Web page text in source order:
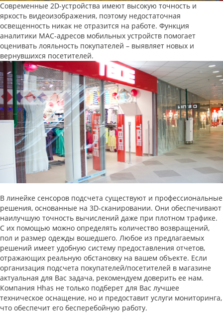
Современные 2D-устройства имеют высокую точность и
яркость видеоизображения, поэтому недостаточная
освещенность никак не отразится на работе. Функция
аналитики MAC-адресов мобильных устройств помогает
оценивать лояльность покупателей – выявляет новых и
вернувшихся посетителей.
В линейке сенсоров подсчета существуют и профессиональные
решения, основанные на 3D-сканировании. Они обеспечивают
наилучшую точность вычислений даже при плотном трафике.
С их помощью можно определять количество возвращений,
пол и размер одежды вошедшего. Любое из предлагаемых
решений имеет удобную систему предоставления отчетов,
отражающих реальную обстановку на вашем объекте. Если
организация подсчета покупателей/посетителей в магазине
актуальная для Вас задача, рекомендуем доверить ее нам.
Компания Hhas не только подберет для Вас лучшее
техническое оснащение, но и предоставит услуги мониторинга,
что обеспечит его бесперебойную работу.